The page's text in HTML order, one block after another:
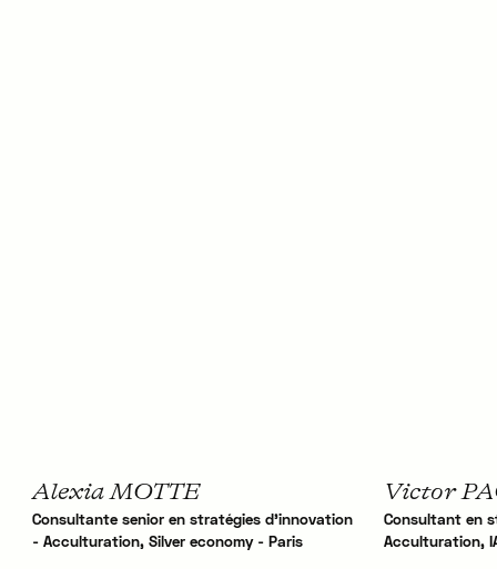
Alexia MOTTE
Consultante senior en stratégies d'innovation
- Acculturation, Silver economy - Paris
Victor
Consultant en
Acculturation,